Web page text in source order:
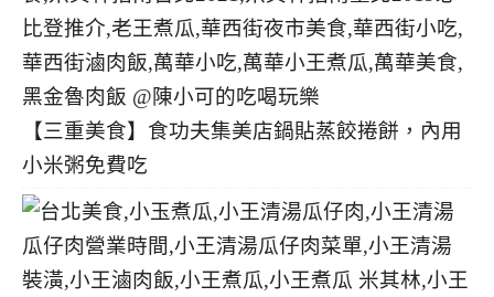
【三重美食】食功夫集美店鍋貼蒸餃捲餅，內用
小米粥免費吃